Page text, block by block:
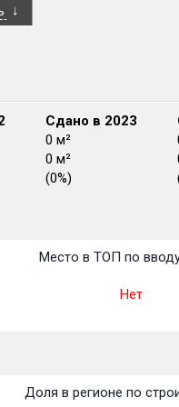
Сдано в 2023
0 м²
0 м²
(0%)
Место в ТОП по
Нет
Доля в регионе по